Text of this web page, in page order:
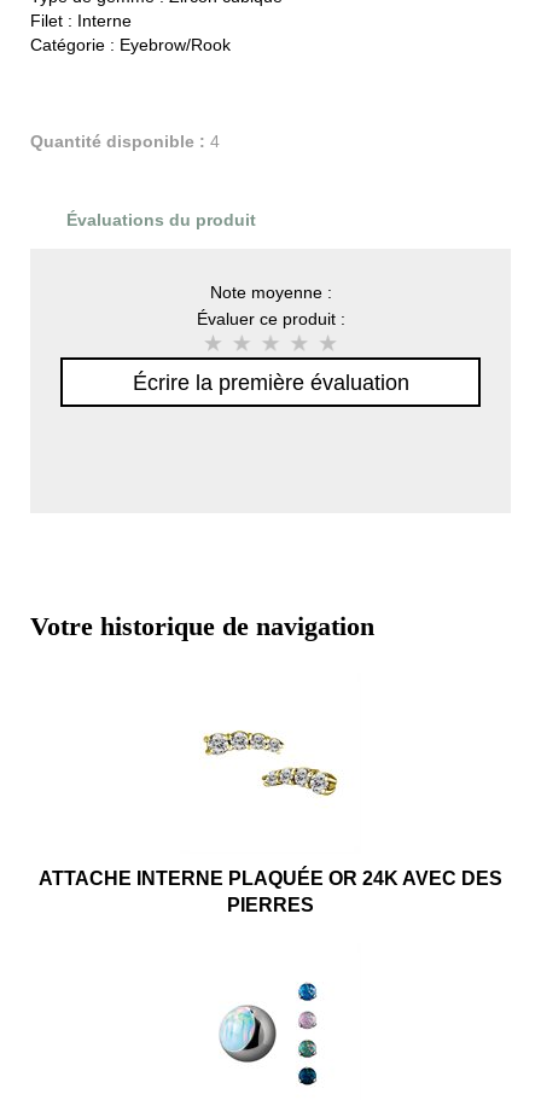
Filet : Interne
Catégorie : Eyebrow/Rook
Quantité disponible : 4
Évaluations du produit
Note moyenne :
Évaluer ce produit :
Écrire la première évaluation
Votre historique de navigation
ATTACHE INTERNE PLAQUÉE OR 24K AVEC DES
PIERRES